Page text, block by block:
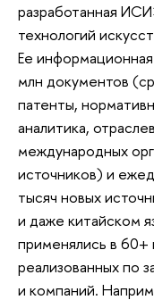
разработанная
технологий
Ее
млн документов
патенты,
аналитика,
международных
источников) и
тысяч новых
и даже китайском
применялись в
реализованных по
и компаний.